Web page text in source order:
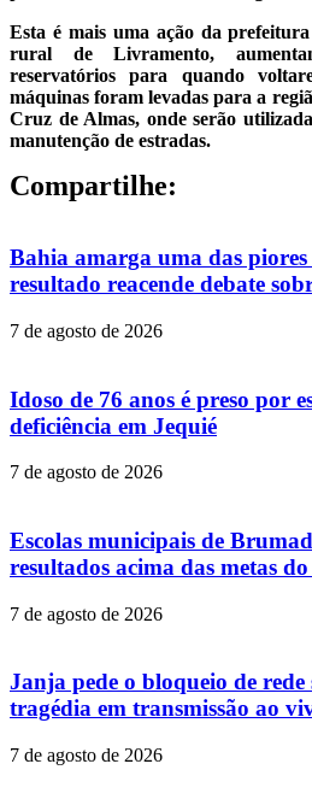
Esta é mais uma ação da
rural de Livramento,
reservatórios para quando
máquinas foram levadas para a
Cruz de Almas, onde serão
manutenção de estradas.
Compartilhe:
Bahia amarga uma das piores
resultado reacende debate
7 de agosto de 2026
Idoso de 76 anos é preso por
deficiência em Jequié
7 de agosto de 2026
Escolas municipais de
resultados acima das metas
7 de agosto de 2026
Janja pede o bloqueio de
tragédia em transmissão ao
7 de agosto de 2026